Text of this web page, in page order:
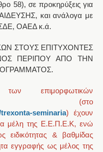
58), σε προκηρύξεις για
και ανάλογα με
ΟΑΕΔ κ.ά.
ΣΤΟΥΣ ΕΠΙΤΥΧΟΝΤΕΣ
ΠΕΡΙΠΟΥ ΑΠΟ ΤΗΝ
των επιμορφωτικών
(στο
seminaria) έχουν
μέλη της Ε.Ε.Π.Ε.Κ, ενώ
& βαθμίδας
εγγραφής ως μέλος της